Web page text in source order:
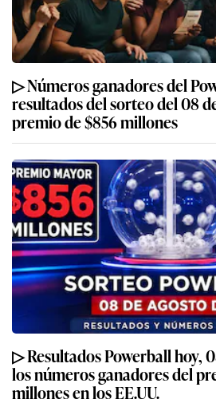
▷ Números ganadores del
resultados del sorteo del 08
premio de $856 millones
▷ Resultados Powerball hoy,
los números ganadores del
millones en los EE.UU.